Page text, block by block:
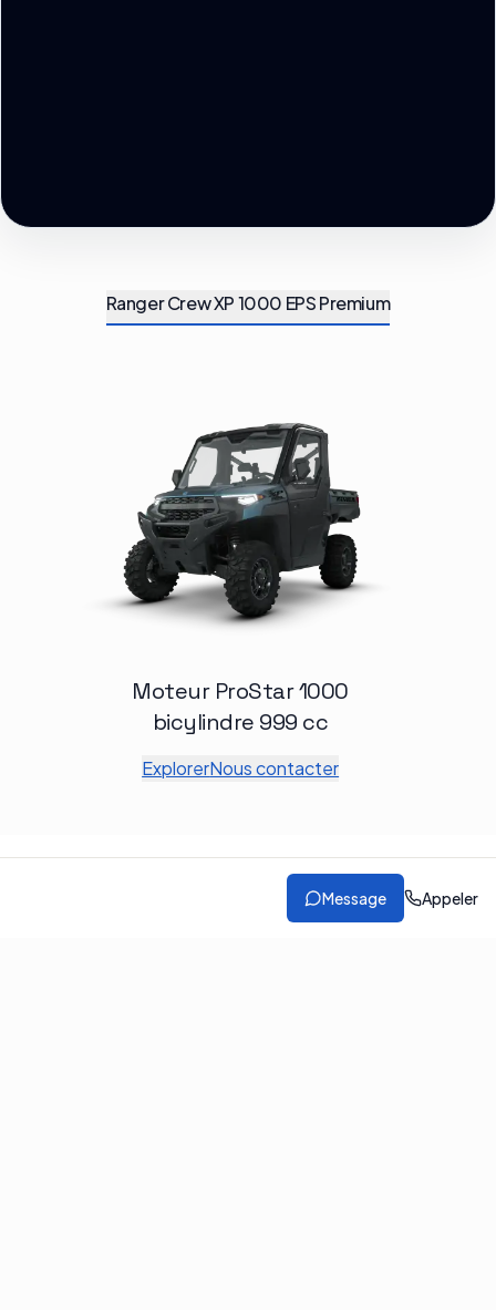
Ranger Crew XP 1000 EPS Premium
Moteur ProStar 1000
bicylindre 999 cc
ExplorerNous contacter
Message Appeler